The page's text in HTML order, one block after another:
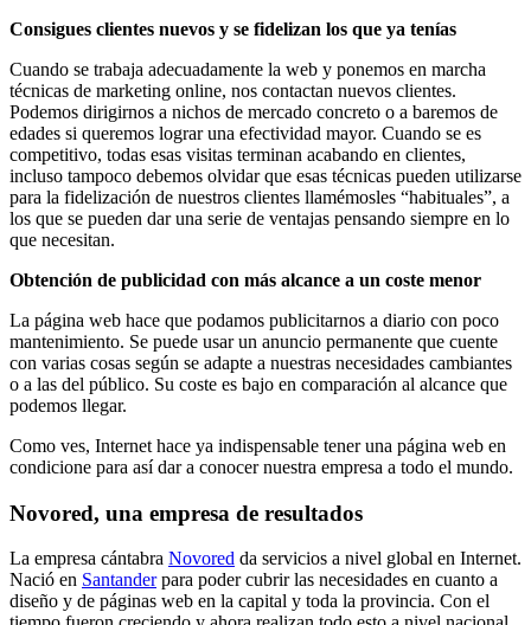
Consigues clientes nuevos y se fidelizan los que ya tenías
Cuando se trabaja adecuadamente la web y ponemos en marcha
técnicas de marketing online, nos contactan nuevos clientes.
Podemos dirigirnos a nichos de mercado concreto o a baremos de
edades si queremos lograr una efectividad mayor. Cuando se es
competitivo, todas esas visitas terminan acabando en clientes,
incluso tampoco debemos olvidar que esas técnicas pueden utilizarse
para la fidelización de nuestros clientes llamémosles “habituales”, a
los que se pueden dar una serie de ventajas pensando siempre en lo
que necesitan.
Obtención de publicidad con más alcance a un coste menor
La página web hace que podamos publicitarnos a diario con poco
mantenimiento. Se puede usar un anuncio permanente que cuente
con varias cosas según se adapte a nuestras necesidades cambiantes
o a las del público. Su coste es bajo en comparación al alcance que
podemos llegar.
Como ves, Internet hace ya indispensable tener una página web en
condicione para así dar a conocer nuestra empresa a todo el mundo.
Novored, una empresa de resultados
La empresa cántabra Novored da servicios a nivel global en Internet.
Nació en Santanderpara poder cubrir las necesidades en cuanto a
diseño y de páginas web en la capital y toda la provincia. Con el